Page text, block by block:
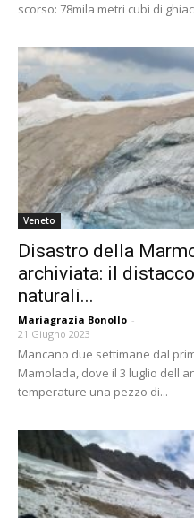
scorso: 78mila metri cubi di
Veneto
Disastro della
archiviata: il
naturali...
Mariagrazia Bonollo -
21 Giugno 2023
Mancano due settimane dal
Mamolada, dove il 3 luglio
temperature una pezzo di...